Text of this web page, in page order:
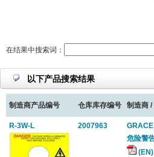
在结果中搜索词：
以下产品搜索结果
制造商产品编号 仓库库存编号 制造商 /
R-3W-L 2007963
危险警
(EN)